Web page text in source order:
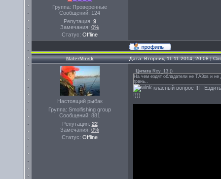
Группа: Проверенные
Сообщений: 124
Репутация: 9
Замечания: 0%
Статус: Offline
MalerMinsk Дата: Вторник, 11.11.2014, 20:08 |
Настоящий рыбак
Группа: Smolfishing group
Сообщений: 881
Репутация: 22
Замечания: 0%
Статус: Offline
Цитата Roy_13 ()
На чем ездят обладатели не ТАЗов и не
грань..
класный вопрос !!!
!)))